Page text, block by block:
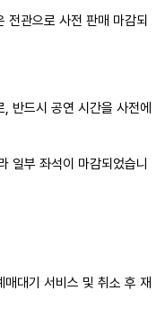
관으로 사전 판매 마감되
반드시 공연 시간을 사전에
일부 좌석이 마감되었습니
대기 서비스 및 취소 후 재